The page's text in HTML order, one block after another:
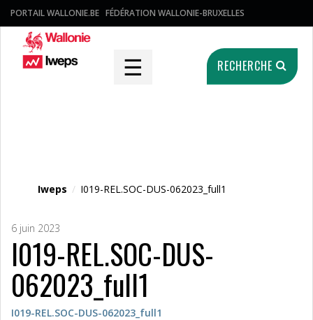
PORTAIL WALLONIE.BE FÉDÉRATION WALLONIE-BRUXELLES
☰ RECHERCHE
Iweps / I019-REL.SOC-DUS-062023_full1
6 juin 2023
I019-REL.SOC-DUS-
062023_full1
I019-REL.SOC-DUS-062023_full1